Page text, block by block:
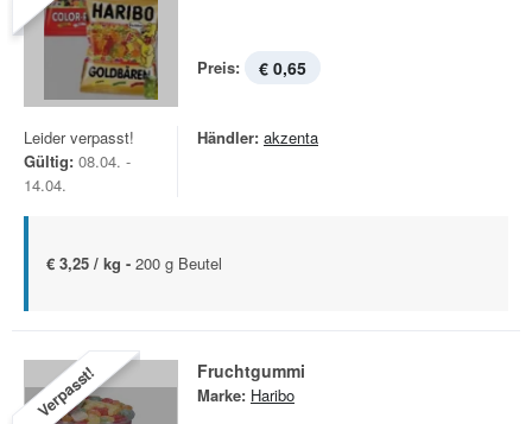
Preis: € 0,65
Leider verpasst!
Gültig: 08.04. -
14.04.
Händler: akzenta
€ 3,25 / kg - 200 g Beutel
Verpasst! Fruchtgummi
Marke: Haribo